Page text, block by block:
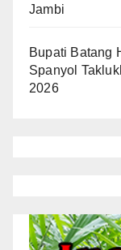
Jambi
Bupati Batang
Spanyol
2026